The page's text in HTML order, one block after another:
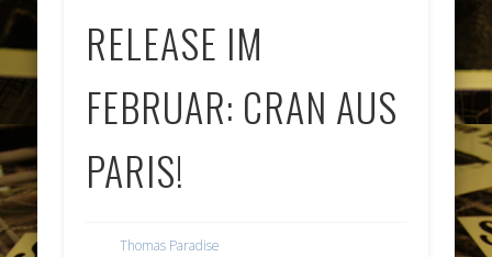
RELEASE IM
FEBRUAR: CRAN AUS
PARIS!
Thomas Paradise